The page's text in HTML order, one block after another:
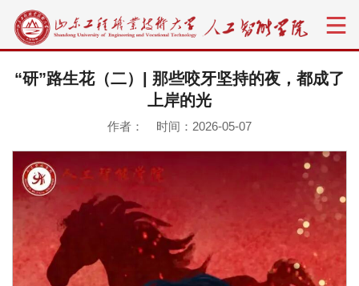
“研”路生花（二）| 那些咬牙坚持的夜，都成了
上岸的光
作者： 时间：2026-05-07